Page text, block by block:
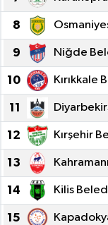
8
9 Niğde
10 Kırıkkale
11
12 Kırşehir
13
14 Kilis
15